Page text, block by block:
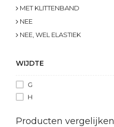
MET KLITTENBAND
NEE
NEE, WEL ELASTIEK
WIJDTE
G
H
Producten vergelijken